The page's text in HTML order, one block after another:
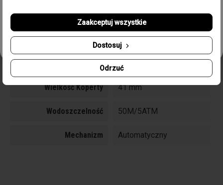
Pasek/Bransoleta Pasek skórzany
Typ Szkła Szafirowe
Funkcje Sekundnik, Chronograf
Wielkość Koperty 41 mm
Wodoszczelność 50M/5ATM
Mechanizm Automatyczny
Odrzuć
Dostosuj
Zaakceptuj wszystkie
Odbierz swój kupon!